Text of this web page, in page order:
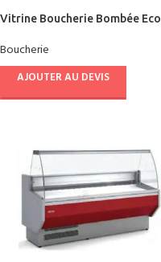
Vitrine Boucherie Bombée Eco
Boucherie
AJOUTER AU DEVIS